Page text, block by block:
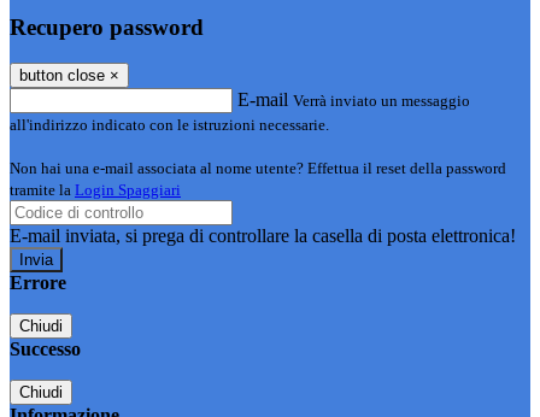
Recupero password
button close ×
E-mail Verrà inviato un messaggio
all'indirizzo indicato con le istruzioni necessarie.
Non hai una e-mail associata al nome utente? Effettua il reset della password
tramite la Login Spaggiari
E-mail inviata, si prega di controllare la casella di posta elettronica!
Errore
Chiudi
Successo
Chiudi